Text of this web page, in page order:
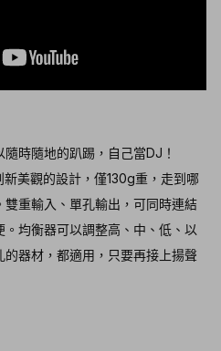
時隨地的趴踢，自己當DJ！
美觀的設計，僅130g重，走到哪
重輸入、單孔輸出，可同時連結
均衡器可以調整高、中、低、以
器材，都適用，只要再接上揚聲